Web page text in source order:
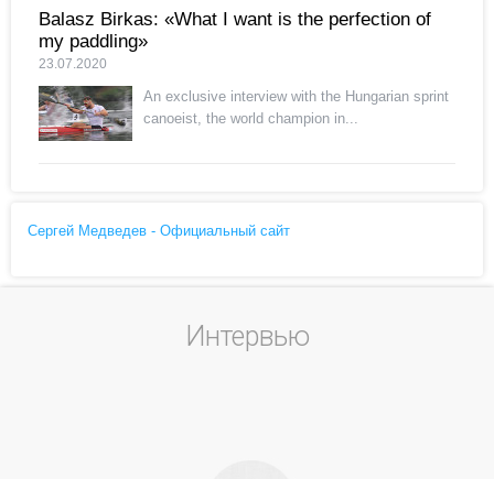
Balasz Birkas: «What I want is the perfection of
my paddling»
23.07.2020
An exclusive interview with the Hungarian sprint
canoeist, the world champion in...
Сергей Медведев - Официальный сайт
Интервью